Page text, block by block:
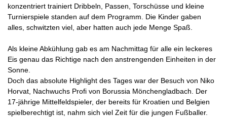
konzentriert trainiert Dribbeln, Passen, Torschüsse und kleine
Turnierspiele standen auf dem Programm. Die Kinder gaben
alles, schwitzten viel, aber hatten auch jede Menge Spaß.
Als kleine Abkühlung gab es am Nachmittag für alle ein leckeres
Eis genau das Richtige nach den anstrengenden Einheiten in der
Sonne.
Doch das absolute Highlight des Tages war der Besuch von Niko
Horvat, Nachwuchs Profi von Borussia Mönchengladbach. Der
17-jährige Mittelfeldspieler, der bereits für Kroatien und Belgien
spielberechtigt ist, nahm sich viel Zeit für die jungen Fußballer.